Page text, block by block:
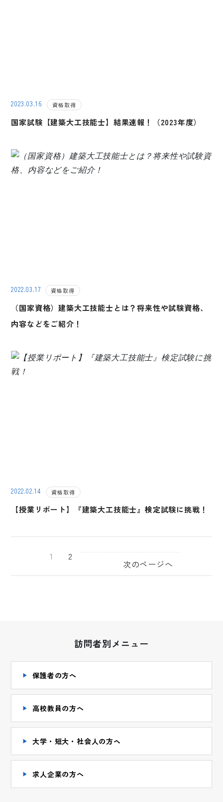
2023.03.16 資格取得
国家試験【建築大工技能士】結果速報！（2023年度）
2022.03.17 資格取得
（国家資格）建築大工技能士とは？将来性や試験資格、
内容などをご紹介！
2022.02.14 資格取得
【授業リポート】『建築大工技能士』検定試験に挑戦！
1 2
次のページへ
訪問者別メニュー
保護者の方へ
高校教員の方へ
大学・短大・社会人の方ヘ
求人企業の方へ